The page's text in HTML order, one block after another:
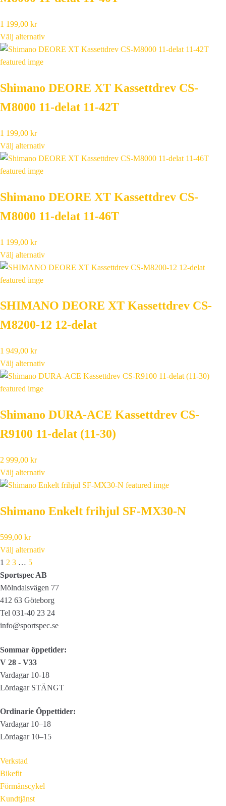
1 199,00 kr
Välj alternativ
Shimano DEORE XT Kassettdrev CS-
M8000 11-delat 11-42T
1 199,00 kr
Välj alternativ
Shimano DEORE XT Kassettdrev CS-
M8000 11-delat 11-46T
1 199,00 kr
Välj alternativ
SHIMANO DEORE XT Kassettdrev CS-
M8200-12 12-delat
1 949,00 kr
Välj alternativ
Shimano DURA-ACE Kassettdrev CS-
R9100 11-delat (11-30)
2 999,00 kr
Välj alternativ
Shimano Enkelt frihjul SF-MX30-N
599,00 kr
Välj alternativ
1 2 3 … 5Next
Sportspec AB
Mölndalsvägen 77
412 63 Göteborg
Tel 031-40 23 24
info@sportspec.se
Sommar öppetider:
V 28 - V33
Vardagar 10-18
Lördagar STÄNGT
Ordinarie Öppettider:
Vardagar 10–18
Lördagar 10–15
Verkstad
Bikefit
Förmånscykel
Kundtjänst